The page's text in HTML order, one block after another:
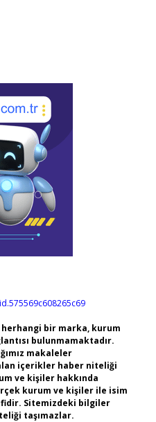
bir marka, kurum
bulunmamaktadır.
makaleler
içerikler haber niteliği
ve kişiler hakkında
kurum ve kişiler ile isim
Sitemizdeki bilgiler
taşımazlar.